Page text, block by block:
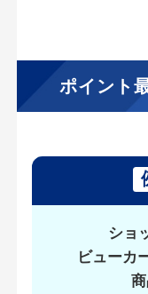
ポイント
ショ
ビューカ